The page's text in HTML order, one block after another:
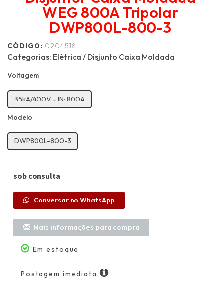
WEG 800A Tripolar
DWP800L-800-3
CÓDIGO: 0204518
Categorias: Elétrica / Disjunto Caixa Moldada
Voltagem
35kA/400V - IN: 800A
Modelo
DWP800L-800-3
sob consulta
Conversar no WhatsApp
Mais informações para compra
Em estoque
Postagem imediata